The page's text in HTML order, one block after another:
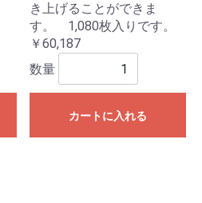
き上げることができま
す。 1,080枚入りです。
￥60,187
数量
カートに入れる